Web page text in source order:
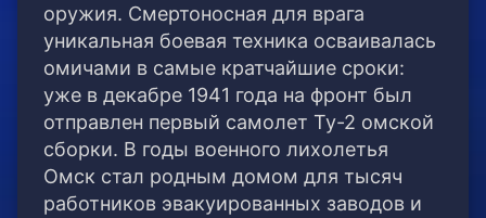
оружия. Смертоносная для врага
уникальная боевая техника осваивалась
омичами в самые кратчайшие сроки:
уже в декабре 1941 года на фронт был
отправлен первый самолет Ту-2 омской
сборки. В годы военного лихолетья
Омск стал родным домом для тысяч
работников эвакуированных заводов и